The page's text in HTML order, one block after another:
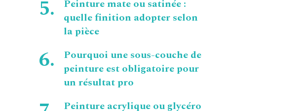
Peinture mate ou satinée :
quelle finition adopter selon
la pièce
Pourquoi une sous-couche de
peinture est obligatoire pour
un résultat pro
Peinture acrylique ou glycéro